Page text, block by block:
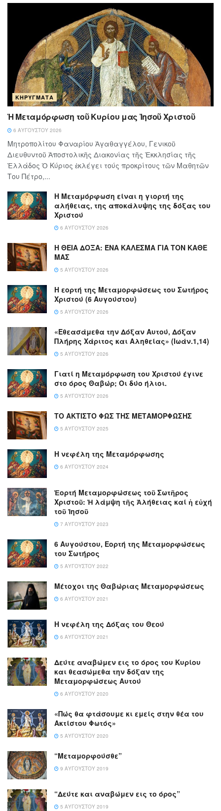
ΚΗΡΎΓΜΑΤΑ
Ἡ Μεταμόρφωση τοῦ Κυρίου μας Ἰησοῦ Χριστοῦ
6 ΑΥΓΟΎΣΤΟΥ 2026
Μητροπολίτου Φαναρίου Ἀγαθαγγέλου, Γενικοῦ
Διευθυντοῦ Ἀποστολικῆς Διακονίας τῆς Ἐκκλησίας τῆς
Ἑλλάδος Ὁ Κύ­ρι­ος ἐκλέγει τούς προ­κρί­τους τῶν Μα­θη­τῶν
Του Πέ­τρο,...
Η Μεταμόρφωση είναι η γιορτή της
αλήθειας, της αποκάλυψης της δόξας του
Χριστού
6 ΑΥΓΟΎΣΤΟΥ 2026
Η ΘΕΙΑ ΔΟΞΑ: ΈΝΑ ΚΑΛΕΣΜΑ ΓΙΑ ΤΟΝ ΚΑΘΕ
ΜΑΣ
5 ΑΥΓΟΎΣΤΟΥ 2026
Η εορτή της Μεταμορφώσεως του Σωτήρος
Χριστού (6 Αυγούστου)
5 ΑΥΓΟΎΣΤΟΥ 2026
«Εθεασάμεθα την Δόξαν Αυτού, Δόξαν
Πλήρης Χάριτος και Αληθείας» (Ιωάν.1,14)
5 ΑΥΓΟΎΣΤΟΥ 2026
Γιατί η Μεταμόρφωση του Χριστού έγινε
στο όρος Θαβώρ; Οι δύο ήλιοι.
5 ΑΥΓΟΎΣΤΟΥ 2026
ΤΟ ΑΚΤΙΣΤΟ ΦΩΣ ΤΗΣ ΜΕΤΑΜΟΡΦΩΣΗΣ
5 ΑΥΓΟΎΣΤΟΥ 2025
Η νεφέλη της Μεταμόρφωσης
6 ΑΥΓΟΎΣΤΟΥ 2024
Ἑορτή Μεταμορφώσεως τοῦ Σωτῆρος
Χριστοῦ: Ἡ λάμψη τῆς Ἀλήθειας καί ἡ εὐχή
τοῦ Ἰησοῦ
7 ΑΥΓΟΎΣΤΟΥ 2023
6 Αυγούστου, Εορτή της Μεταμορφώσεως
του Σωτήρος
5 ΑΥΓΟΎΣΤΟΥ 2022
Μέτοχοι της Θαβώριας Μεταμορφώσεως
6 ΑΥΓΟΎΣΤΟΥ 2021
Η νεφέλη της Δόξας του Θεού
6 ΑΥΓΟΎΣΤΟΥ 2021
Δεύτε αναβώμεν εις το όρος του Κυρίου
και θεασώμεθα την δόξαν της
Μεταμορφώσεως Αυτού
6 ΑΥΓΟΎΣΤΟΥ 2020
«Πώς θα φτάσουμε κι εμείς στην θέα του
Ακτίστου Φωτός»
5 ΑΥΓΟΎΣΤΟΥ 2020
“Μεταμορφούσθε”
9 ΑΥΓΟΎΣΤΟΥ 2019
“Δεύτε και αναβώμεν εις το όρος”
5 ΑΥΓΟΎΣΤΟΥ 2019